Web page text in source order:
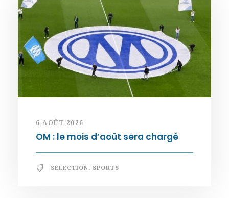
6 AOÛT 2026
OM : le mois d’août sera chargé
SÉLECTION, SPORTS